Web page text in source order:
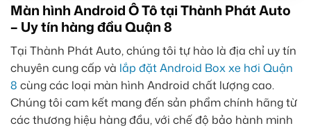
Màn hình Android Ô Tô tại Thành Phát Auto
– Uy tín hàng đầu Quận 8
Tại Thành Phát Auto, chúng tôi tự hào là địa chỉ uy tín
chuyên cung cấp và lắp đặt Android Box xe hơi Quận
8 cùng các loại màn hình Android chất lượng cao.
Chúng tôi cam kết mang đến sản phẩm chính hãng từ
các thương hiệu hàng đầu, với chế độ bảo hành minh